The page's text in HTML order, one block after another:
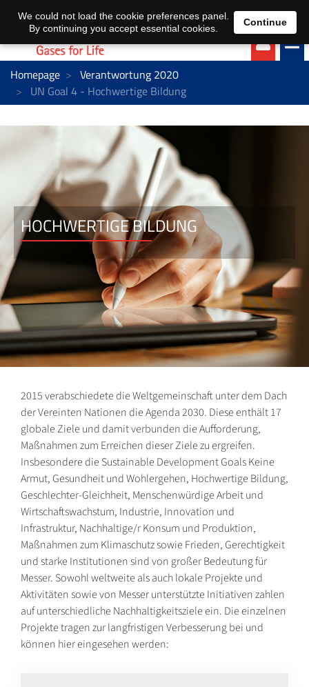
EN DE
Homepage
Verantwortung 2020
UN Goal 4 - Hochwertige Bildung
HOCHWERTIGE BILDUNG
2015 verabschiedete die Weltgemeinschaft unter dem Dach
der Vereinten Nationen die Agenda 2030. Diese enthält 17
globale Ziele und damit verbunden die Aufforderung,
Maßnahmen zum Erreichen dieser Ziele zu ergreifen.
Insbesondere die Sustainable Development Goals Keine
Armut, Gesundheit und Wohlergehen, Hochwertige Bildung,
Geschlechter-Gleichheit, Menschenwürdige Arbeit und
Wirtschaftswachstum, Industrie, Innovation und
Infrastruktur, Nachhaltige/r Konsum und Produktion,
Maßnahmen zum Klimaschutz sowie Frieden, Gerechtigkeit
und starke Institutionen sind von großer Bedeutung für
Messer. Sowohl weltweite als auch lokale Projekte und
Aktivitäten sowie von Messer unterstützte Initiativen zahlen
auf unterschiedliche Nachhaltigkeitsziele ein. Die einzelnen
Projekte tragen zur langfristigen Verbesserung bei und
können hier eingesehen werden:
We could not load the cookie preferences panel.
By continuing you accept essential cookies.
Continue